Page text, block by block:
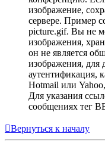
изображение,
сервере. Пример
picture.gif. Вы не
изображения,
он не является
изображения, для
аутентификация,
Hotmail или
Для указания
сообщениях тег
Вернуться к началу